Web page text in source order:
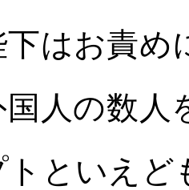
下はお責
人の数人
トといえど